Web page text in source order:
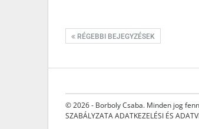
RÉGEBBI BEJEGYZÉSEK
© 2026 - Borboly Csaba. Minden jog
SZABÁLYZATAADATKEZELÉSI ÉS